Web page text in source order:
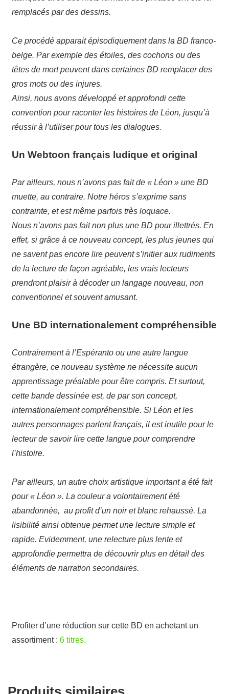
remplacés par des dessins.
Ce procédé apparait épisodiquement dans la BD franco-
belge. Par exemple des étoiles, des cochons ou des
têtes de mort peuvent dans certaines BD remplacer des
gros mots ou des injures.
Ainsi, nous avons développé et approfondi cette
convention pour raconter les histoires de Léon, jusqu’à
réussir à l’utiliser pour tous les dialogues.
Un Webtoon français ludique et original
Par ailleurs, nous n’avons pas fait de « Léon » une BD
muette, au contraire. Notre héros s’exprime sans
contrainte, et est même parfois très loquace.
Nous n’avons pas fait non plus une BD pour illettrés. En
effet, si grâce à ce nouveau concept, les plus jeunes qui
ne savent pas encore lire peuvent s’initier aux rudiments
de la lecture de façon agréable, les vrais lecteurs
prendront plaisir à décoder un langage nouveau, non
conventionnel et souvent amusant.
Une BD internationalement compréhensible
Contrairement à l’Espéranto ou une autre langue
étrangère, ce nouveau système ne nécessite aucun
apprentissage préalable pour être compris. Et surtout,
cette bande dessinée est, de par son concept,
internationalement compréhensible. Si Léon et les
autres personnages parlent français, il est inutile pour le
lecteur de savoir lire cette langue pour comprendre
l’histoire.
Par ailleurs, un autre choix artistique important a été fait
pour « Léon ». La couleur a volontairement été
abandonnée, au profit d’un noir et blanc rehaussé. La
lisibilité ainsi obtenue permet une lecture simple et
rapide. Evidemment, une relecture plus lente et
approfondie permettra de découvrir plus en détail des
éléments de narration secondaires.
Profiter d’une réduction sur cette BD en achetant un
assortiment : 6 titres.